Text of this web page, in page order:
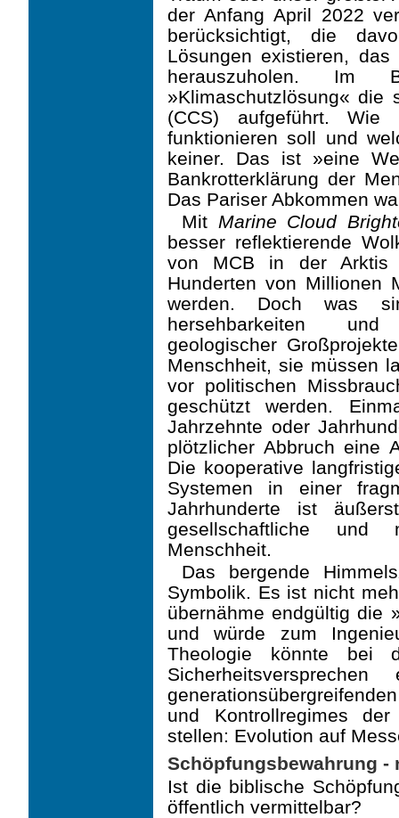
der Anfang April 2022
berücksichtigt, die
Lösungen existieren,
herauszuholen. Im
»Klimaschutzlösung« die
(CCS) aufgeführt.
funktionieren soll und
keiner. Das ist »eine
Bankrotterklärung der
Das Pariser Abkommen
Mit Marine Cloud
besser reflektierende
von MCB in der Arktis
Hunderten von Millionen
werden. Doch was
hersehbarkeiten und
geologischer
Menschheit, sie müssen
vor politischen
geschützt werden.
Jahrzehnte oder
plötzlicher Abbruch eine
Die kooperative
Syste­men in einer
Jahrhunderte ist
gesellschaftliche und
Menschheit.
Das bergende
Symbolik. Es ist nicht
übernähme endgültig die
und wür­de zum
Theologie könnte bei
und Kontrollregimes
stellen: Evolution auf
Schöpfungsbewahrung -
Ist die biblische
öffentlich vermittelbar?